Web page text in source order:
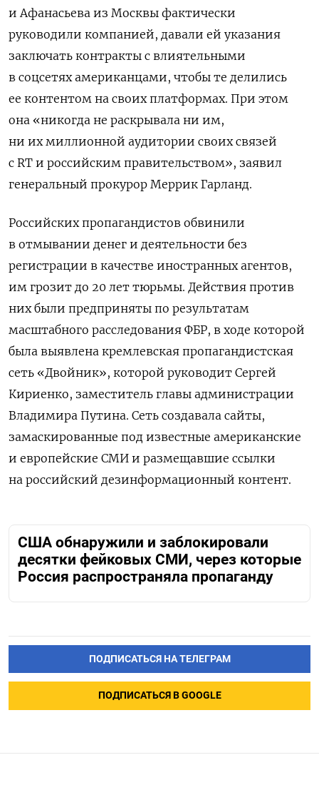
и Афанасьева из Москвы фактически
руководили компанией, давали ей указания
заключать контракты с влиятельными
в соцсетях американцами, чтобы те делились
ее контентом на своих платформах. При этом
она «никогда не раскрывала ни им,
ни их миллионной аудитории своих связей
с RT и российским правительством», заявил
генеральный прокурор Меррик Гарланд.
Российских пропагандистов обвинили
в отмывании денег и деятельности без
регистрации в качестве иностранных агентов,
им грозит до 20 лет тюрьмы. Действия против
них были предприняты по результатам
масштабного расследования ФБР, в ходе которой
была выявлена кремлевская пропагандистская
сеть «Двойник», которой руководит Сергей
Кириенко, заместитель главы администрации
Владимира Путина. Сеть создавала сайты,
замаскированные под известные американские
и европейские СМИ и размещавшие ссылки
на российский дезинформационный контент.
CША обнаружили и заблокировали
десятки фейковых СМИ, через которые
Россия распространяла пропаганду
ПОДПИСАТЬСЯ НА ТЕЛЕГРАМ
ПОДПИСАТЬСЯ В GOOGLE